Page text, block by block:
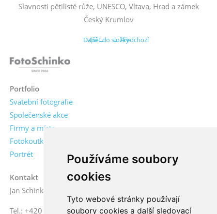
Používáme soubory
cookies
Tyto webové stránky používají
soubory cookies a další sledovací
Slavnosti pětilisté růže, UNESCO, Vltava, Hrad a zámek
Český Krumlov
← Předchozí
Další →
Zpět do složky
Portfolio
Svatební fotografie
Společenské akce
Firmy a místa
Fotokoutky
Portrét
Kontakt
Jan Schinko jr., fotograf
Tel.: +420 776 771 000